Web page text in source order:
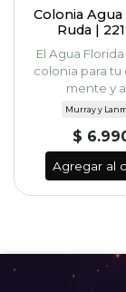
Colonia Agua
Ruda |
El Agua
colonia para tu
mente y
Murray y
$
Agregar al